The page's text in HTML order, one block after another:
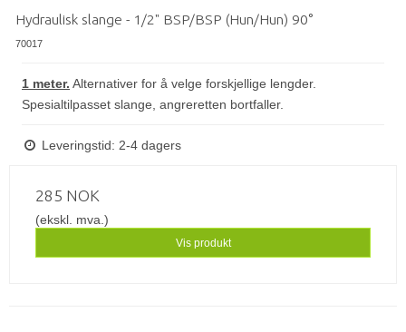
Hydraulisk slange - 1/2" BSP/BSP (Hun/Hun) 90°
70017
1 meter. Alternativer for å velge forskjellige lengder.
Spesialtilpasset slange, angreretten bortfaller.
Leveringstid: 2-4 dagers
285 NOK
(ekskl. mva.)
Vis produkt